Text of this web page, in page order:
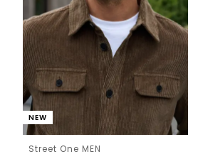
NEW
Street One MEN